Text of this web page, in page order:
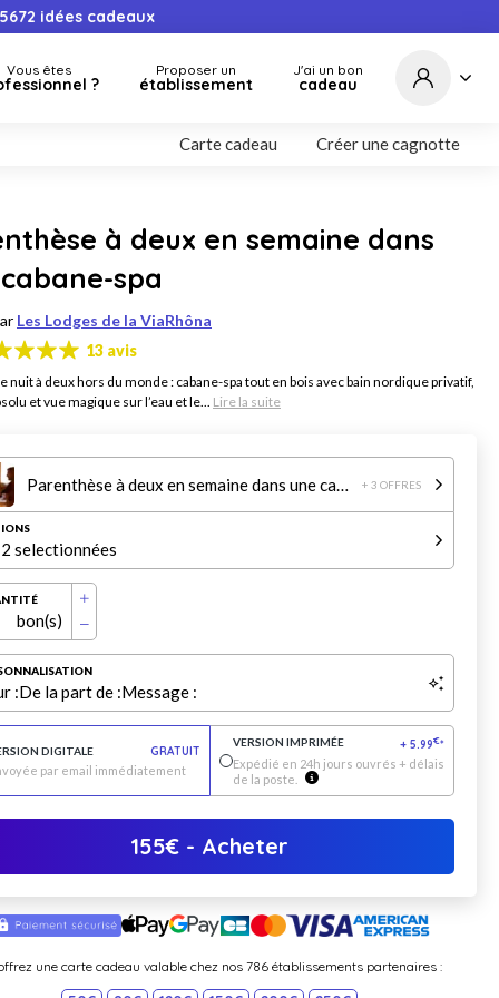
5672 idées cadeaux
Vous êtes
?
Proposer un
établissement
J'ai un bon
cadeau
Carte cadeau Créer une cagnotte
à deux en semaine dans
spa
Les Lodges de la ViaRhôna
13 avis
nuit à deux hors du monde : cabane-spa tout en bois avec bain nordique privatif,
et vue magique sur l’eau et le... Lire la suite
Parenthèse à deux en semaine dans une cabane-spa + 3 OFFRES
selectionnées
bon(s)
:De la part de :Message :
DIGITALE
GRATUIT
par email immédiatement
VERSION IMPRIMÉE + 5.99€*
Expédié en 24h jours ouvrés + délais
de la poste.
155€ - Acheter
une carte cadeau valable chez nos 786 établissements partenaires :